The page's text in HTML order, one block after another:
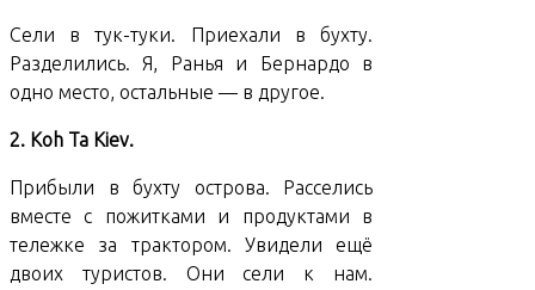
Сели в тук-туки. Приехали в бухту.
Разделились. Я, Ранья и Бернардо в
одно место, остальные — в другое.
2. Koh Ta Kiev.
Прибыли в бухту острова. Расселись
вместе с пожитками и продуктами в
тележке за трактором. Увидели ещё
двоих туристов. Они сели к нам.